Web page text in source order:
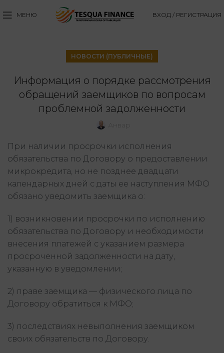
МЕНЮ ВХОД / РЕГИСТРАЦИЯ
НОВОСТИ (ПУБЛИЧНЫЕ)
Информация о порядке рассмотрения
обращений заемщиков по вопросам
проблемной задолженности
При наличии просрочки исполнения
обязательства по Договору о предоставлении
микрокредита, но не позднее двадцати
календарных дней с даты ее наступления МФО
обязано уведомить заемщика о:
1) возникновении просрочки по исполнению
обязательства по Договору и необходимости
внесения платежей с указанием размера
просроченной задолженности на дату,
указанную в уведомлении;
2) праве заемщика — физического лица по
Договору обратиться к МФО;
3) последствиях невыполнения заемщиком
своих обязательств по Договору.